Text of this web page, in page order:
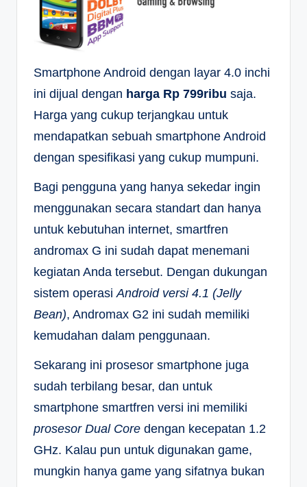
Smartphone Android dengan layar 4.0 inchi
ini dijual dengan harga Rp 799ribu saja.
Harga yang cukup terjangkau untuk
mendapatkan sebuah smartphone Android
dengan spesifikasi yang cukup mumpuni.
Bagi pengguna yang hanya sekedar ingin
menggunakan secara standart dan hanya
untuk kebutuhan internet, smartfren
andromax G ini sudah dapat menemani
kegiatan Anda tersebut. Dengan dukungan
sistem operasi Android versi 4.1 (Jelly
Bean), Andromax G2 ini sudah memiliki
kemudahan dalam penggunaan.
Sekarang ini prosesor smartphone juga
sudah terbilang besar, dan untuk
smartphone smartfren versi ini memiliki
prosesor Dual Core dengan kecepatan 1.2
GHz. Kalau pun untuk digunakan game,
mungkin hanya game yang sifatnya bukan